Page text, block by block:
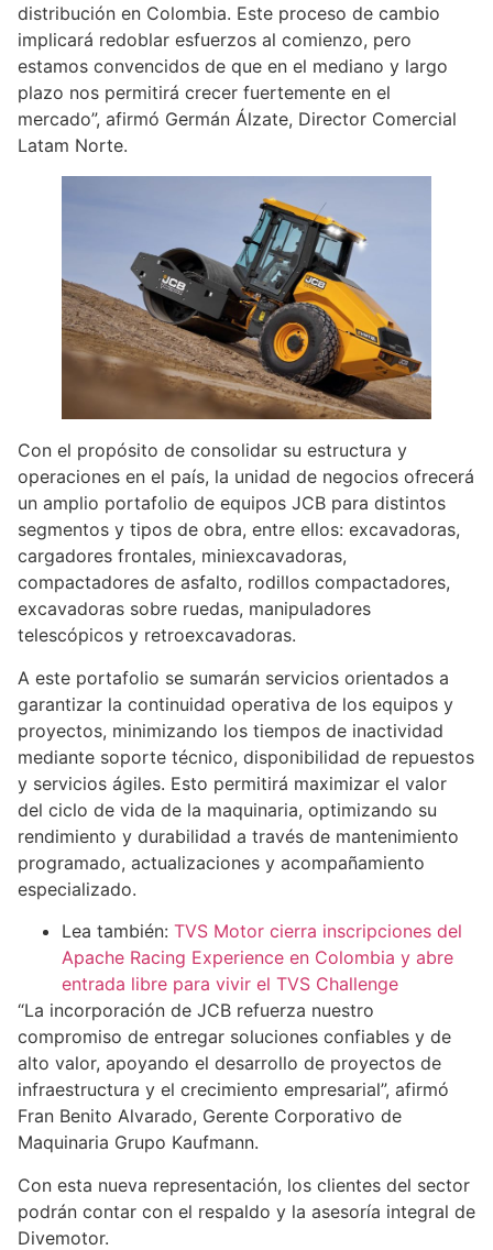
distribución en Colombia. Este proceso de cambio
implicará redoblar esfuerzos al comienzo, pero
estamos convencidos de que en el mediano y largo
plazo nos permitirá crecer fuertemente en el
mercado”, afirmó Germán Álzate, Director Comercial
Latam Norte.
Con el propósito de consolidar su estructura y
operaciones en el país, la unidad de negocios ofrecerá
un amplio portafolio de equipos JCB para distintos
segmentos y tipos de obra, entre ellos: excavadoras,
cargadores frontales, miniexcavadoras,
compactadores de asfalto, rodillos compactadores,
excavadoras sobre ruedas, manipuladores
telescópicos y retroexcavadoras.
A este portafolio se sumarán servicios orientados a
garantizar la continuidad operativa de los equipos y
proyectos, minimizando los tiempos de inactividad
mediante soporte técnico, disponibilidad de repuestos
y servicios ágiles. Esto permitirá maximizar el valor
del ciclo de vida de la maquinaria, optimizando su
rendimiento y durabilidad a través de mantenimiento
programado, actualizaciones y acompañamiento
especializado.
Lea también: TVS Motor cierra inscripciones del
Apache Racing Experience en Colombia y abre
entrada libre para vivir el TVS Challenge
“La incorporación de JCB refuerza nuestro
compromiso de entregar soluciones confiables y de
alto valor, apoyando el desarrollo de proyectos de
infraestructura y el crecimiento empresarial”, afirmó
Fran Benito Alvarado, Gerente Corporativo de
Maquinaria Grupo Kaufmann.
Con esta nueva representación, los clientes del sector
podrán contar con el respaldo y la asesoría integral de
Divemotor.